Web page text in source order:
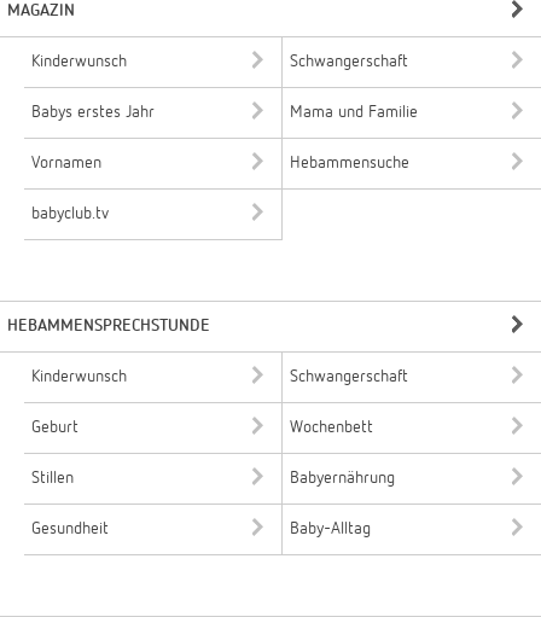
MAGAZIN
Kinderwunsch Schwangerschaft
Babys erstes Jahr Mama und Familie
Vornamen Hebammensuche
babyclub.tv
HEBAMMENSPRECHSTUNDE
Kinderwunsch Schwangerschaft
Geburt Wochenbett
Stillen Babyernährung
Gesundheit Baby-Alltag